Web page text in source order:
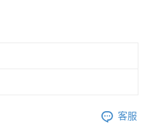
客服